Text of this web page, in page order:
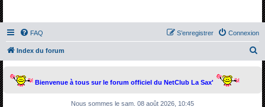
FAQ Connexion
S’enregistrer
Index du forum
Bienvenue à tous sur le forum officiel du NetClub La Sax'
Nous sommes le sam. 08 août 2026, 10:45